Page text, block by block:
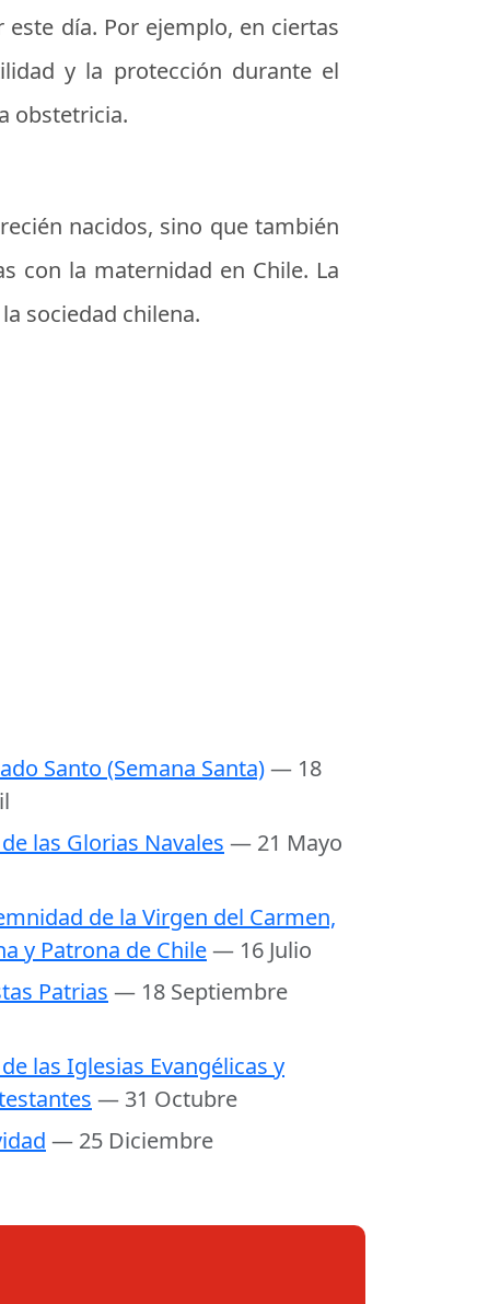
día. Por ejemplo, en ciertas
y la protección durante el
obstetricia.
nacidos, sino que también
con la maternidad en Chile. La
sociedad chilena.
Santo (Semana Santa)— 18
las Glorias Navales — 21 Mayo
de la Virgen del Carmen,
y Patrona de Chile— 16 Julio
Patrias — 18 Septiembre
las Iglesias Evangélicas y
— 31 Octubre
— 25 Diciembre